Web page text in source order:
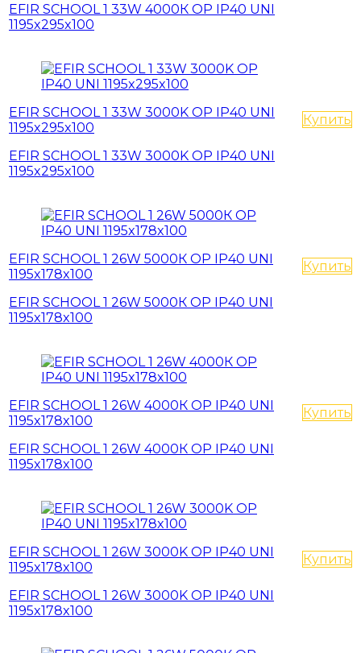
EFIR SCHOOL 1 33W 4000К OP IP40 UNI
1195x295x100
EFIR SCHOOL 1 33W 3000K OP IP40 UNI
1195x295x100
EFIR SCHOOL 1 33W 3000K OP IP40 UNI
1195x295x100
Купить
EFIR SCHOOL 1 26W 5000К OP IP40 UNI
1195x178x100
EFIR SCHOOL 1 26W 5000К OP IP40 UNI
1195x178x100
Купить
EFIR SCHOOL 1 26W 4000К OP IP40 UNI
1195x178x100
EFIR SCHOOL 1 26W 4000К OP IP40 UNI
1195x178x100
Купить
EFIR SCHOOL 1 26W 3000K OP IP40 UNI
1195x178x100
EFIR SCHOOL 1 26W 3000K OP IP40 UNI
1195x178x100
Купить